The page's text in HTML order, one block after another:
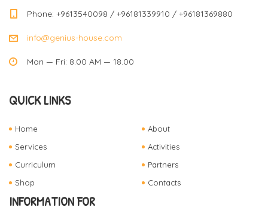
Phone: +9613540098 / +96181339910 / +96181369880
info@genius-house.com
Mon — Fri: 8.00 AM — 18.00
QUICK LINKS
Home
About
Services
Activities
Curriculum
Partners
Shop
Contacts
INFORMATION FOR